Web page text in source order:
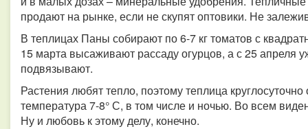
продают на рынке, если не скупят оптовики. Не
В теплицах Паны собирают по 6-7 кг томатов с
15 марта высаживают рассаду огурцов, а с 25 апреля
подвязывают.
Растения любят тепло, поэтому теплица
температура 7-8° С, в том числе и ночью. Во всем
Ну и любовь к этому делу, конечно.